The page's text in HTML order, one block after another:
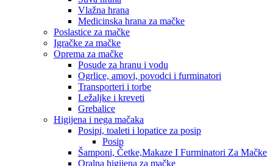
Vlažna hrana
Medicinska hrana za mačke
Poslastice za mačke
Igračke za mačke
Oprema za mačke
Posude za hranu i vodu
Ogrlice, amovi, povodci i furminatori
Transporteri i torbe
Ležaljke i kreveti
Grebalice
Higijena i nega mačaka
Posipi, toaleti i lopatice za posip
Posip
Šamponi, Četke,Makaze I Furminatori Za Mačke
Oralna higijena za mačke